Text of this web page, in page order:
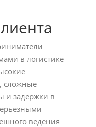
в логистике
сложные
и задержки в
ведения